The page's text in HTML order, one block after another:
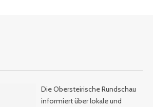
Die Obersteirische Rundschau
informiert über lokale und